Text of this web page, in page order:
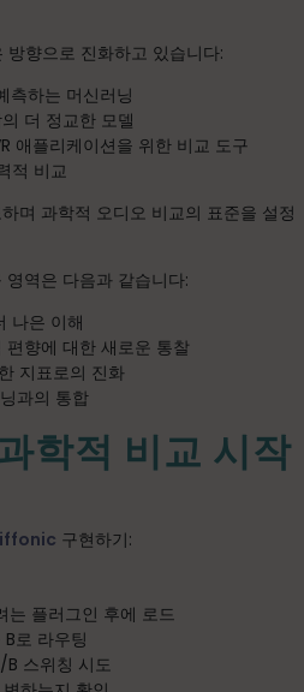
향으로 진화하고 있습니다:
측하는 머신러닝
더 정교한 모델
애플리케이션을 위한 비교 도구
적 비교
며 과학적 오디오 비교의 표준을 설정
영역은 다음과 같습니다:
나은 이해
편향에 대한 새로운 통찰
지표로의 진화
과의 통합
학적 비교 시작
구현하기:
플러그인 후에 로드
로 라우팅
B 스위칭 시도